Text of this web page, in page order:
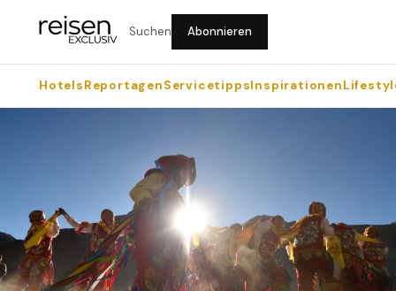
Suchen Abonnieren
HotelsReportagenServicetippsInspirationen